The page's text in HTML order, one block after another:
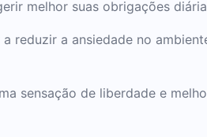
melhor suas obrigações
reduzir a ansiedade no
sensação de liberdade e